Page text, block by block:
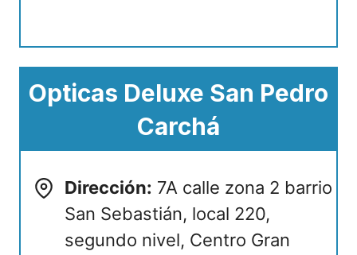
Opticas Deluxe San Pedro
Carchá
Dirección: 7A calle zona 2 barrio
San Sebastián, local 220,
segundo nivel, Centro Gran